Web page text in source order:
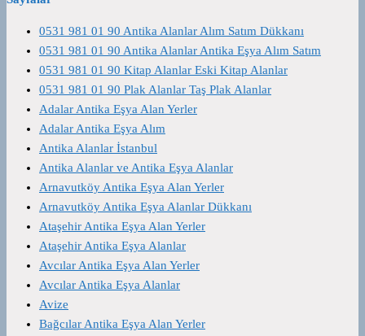
0531 981 01 90 Antika Alanlar Alım Satım Dükkanı
0531 981 01 90 Antika Alanlar Antika Eşya Alım Satım
0531 981 01 90 Kitap Alanlar Eski Kitap Alanlar
0531 981 01 90 Plak Alanlar Taş Plak Alanlar
Adalar Antika Eşya Alan Yerler
Adalar Antika Eşya Alım
Antika Alanlar İstanbul
Antika Alanlar ve Antika Eşya Alanlar
Arnavutköy Antika Eşya Alan Yerler
Arnavutköy Antika Eşya Alanlar Dükkanı
Ataşehir Antika Eşya Alan Yerler
Ataşehir Antika Eşya Alanlar
Avcılar Antika Eşya Alan Yerler
Avcılar Antika Eşya Alanlar
Avize
Bağcılar Antika Eşya Alan Yerler